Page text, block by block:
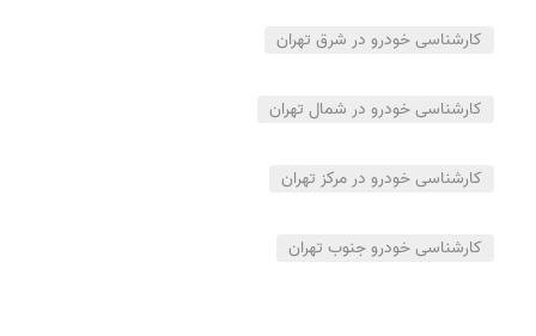
کارشناسی خودرو در شرق تهران
کارشناسی خودرو در شمال تهران
کارشناسی خودرو در مرکز تهران
کارشناسی خودرو جنوب تهران